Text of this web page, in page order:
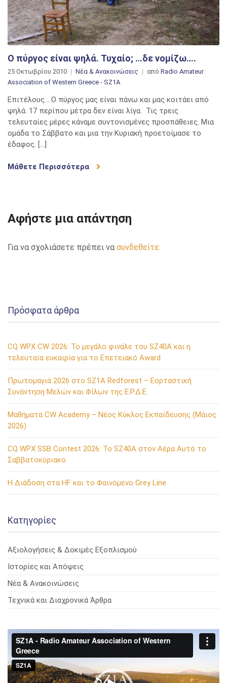
Ο πύργος είναι ψηλά. Τυχαίο; …δε νομίζω….
25 Οκτωβρίου 2010 Νέα & Ανακοινώσεις από Radio Amateur
Association of Western Greece - SZ1A
Επιτέλους… Ο πύργος μας είναι πάνω και μας κοιτάει από
ψηλά. 17 περίπου μέτρα δεν είναι λίγα. Τις τρεις
τελευταίες μέρες κάναμε συντονισμένες προσπάθειες. Μια
ομάδα το Σάββατο και μια την Κυριακή προετοίμασε το
έδαφος. […]
Μάθετε Περισσότερα
Αφήστε μια απάντηση
Για να σχολιάσετε πρέπει να συνδεθείτε.
Πρόσφατα άρθρα
CQ WPX CW 2026: Το μεγάλο φινάλε του SZ40A και η
τελευταία ευκαιρία για το Επετειακό Award
Πρωτομαγιά 2026 στο SZ1A Redforest – Εορταστική
Συνάντηση Μελών και Φίλων της Ε.Ρ.Δ.Ε.
Μαθήματα CW Academy – Νέος Κύκλος Εκπαίδευσης (Μάιος
2026)
CQ WPX SSB Contest 2026: Το SZ40A στον Αέρα Αυτό το
Σαββατοκύριακο
Η Διάδοση στα HF και το Φαινόμενο Grey Line
Kατηγορίες
Αξιολογήσεις & Δοκιμές Εξοπλισμού
Ιστορίες και Απόψεις
Νέα & Ανακοινώσεις
Τεχνικά και Διαχρονικά Άρθρα
Πρόγραμμα
Αναπαραγωγής
Βίντεο